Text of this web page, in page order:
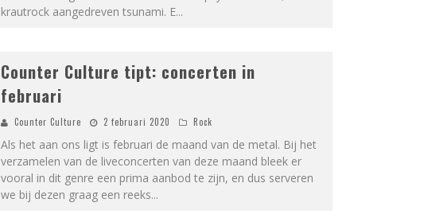
krautrock aangedreven tsunami. E...
Counter Culture tipt: concerten in
februari
Counter Culture 2 februari 2020 Rock
Als het aan ons ligt is februari de maand van de metal. Bij het
verzamelen van de liveconcerten van deze maand bleek er
vooral in dit genre een prima aanbod te zijn, en dus serveren
we bij dezen graag een reeks...